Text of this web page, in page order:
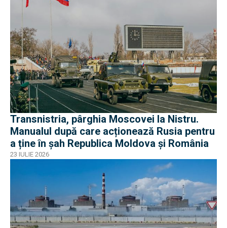
Transnistria, pârghia Moscovei la Nistru.
Manualul după care acționează Rusia pentru
a ține în șah Republica Moldova și România
23 IULIE 2026